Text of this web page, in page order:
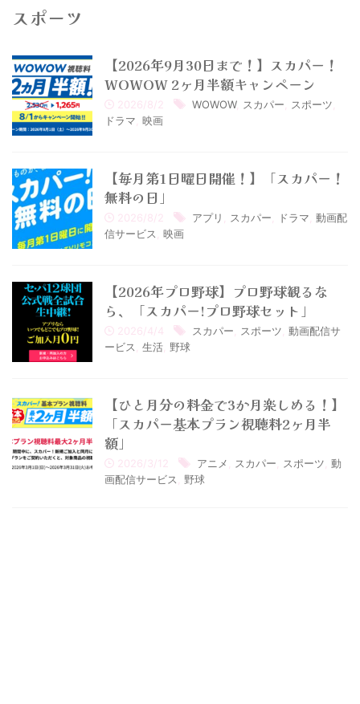
スポーツ
【2026年9月30日まで！】スカパー！
WOWOW 2ヶ月半額キャンペーン
2026/8/2 WOWOW, スカパー スポーツ
ドラマ 映画
【毎月第1日曜日開催！】「スカパー！
無料の日」
2026/8/2 アプリ スカパー ドラマ 動画配
信サービス
映画
【2026年プロ野球】プロ野球観るな
ら、「スカパー!プロ野球セット」
2026/4/4 スカパー スポーツ 動画配信サ
ービス
生活 野球
【ひと月分の料金で3か月楽しめる！】
「スカパー基本プラン視聴料2ヶ月半
額」
2026/3/12 アニメ スカパー スポーツ 動
画配信サービス
野球